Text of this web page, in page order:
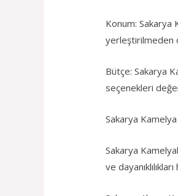
Konum: Sakarya
yerleştirilmeden
Bütçe: Sakarya
seçenekleri
Sakarya Kamelya
Sakarya
ve